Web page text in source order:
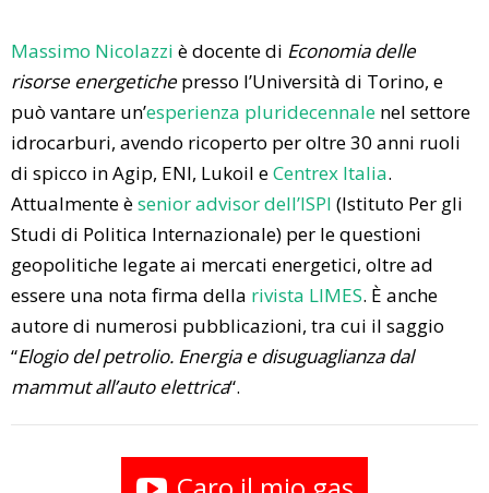
Massimo Nicolazzi è docente di Economia delle
risorse energetichepresso l’Università di Torino, e
può vantare un’esperienza pluridecennale nel settore
idrocarburi, avendo ricoperto per oltre 30 anni ruoli
di spicco in Agip, ENI, Lukoil eCentrex Italia.
Attualmente èsenior advisor dell’ISPI (Istituto Per gli
Studi di Politica Internazionale) per le questioni
geopolitiche legate ai mercati energetici, oltre ad
essere una nota firma della rivista LIMES. È anche
autore di numerosi pubblicazioni, tra cui il saggio
“Elogio del petrolio. Energia e disuguaglianza dal
mammut all’auto elettrica“.